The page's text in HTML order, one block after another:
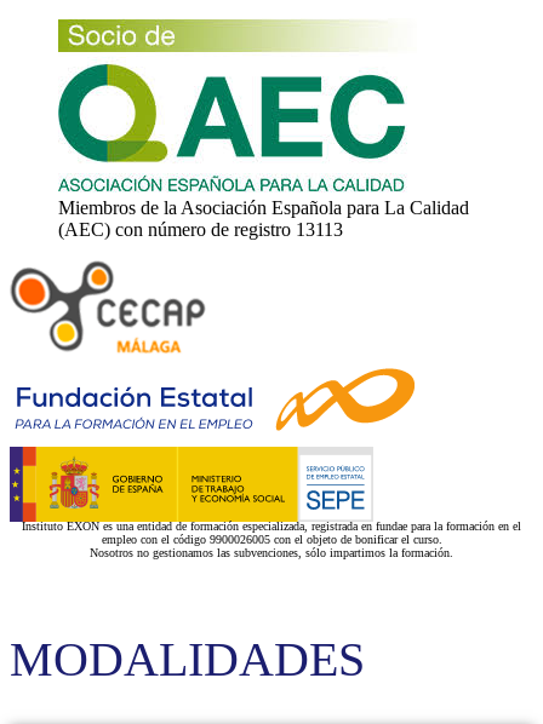
Miembros de la Asociación Española para La Calidad
(AEC) con número de registro 13113
Instituto EXON es una entidad de formación especializada, registrada en fundae para la formación en el
empleo con el código 9900026005 con el objeto de bonificar el curso.
Nosotros no gestionamos las subvenciones, sólo impartimos la formación.
MODALIDADES